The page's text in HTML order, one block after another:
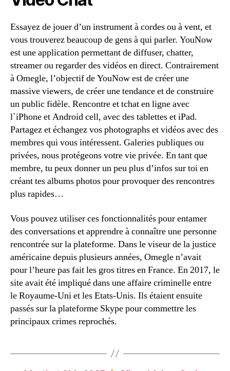
Essayez de jouer d’un instrument à cordes ou à vent, et
vous trouverez beaucoup de gens à qui parler. YouNow
est une application permettant de diffuser, chatter,
streamer ou regarder des vidéos en direct. Contrairement
à Omegle, l’objectif de YouNow est de créer une
massive viewers, de créer une tendance et de construire
un public fidèle. Rencontre et tchat en ligne avec
l`iPhone et Android cell, avec des tablettes et iPad.
Partagez et échangez vos photographs et vidéos avec des
membres qui vous intéressent. Galeries publiques ou
privées, nous protégeons votre vie privée. En tant que
membre, tu peux donner un peu plus d’infos sur toi en
créant tes albums photos pour provoquer des rencontres
plus rapides…
Vous pouvez utiliser ces fonctionnalités pour entamer
des conversations et apprendre à connaître une personne
rencontrée sur la plateforme. Dans le viseur de la justice
américaine depuis plusieurs années, Omegle n’avait
pour l’heure pas fait les gros titres en France. En 2017, le
site avait été impliqué dans une affaire criminelle entre
le Royaume-Uni et les Etats-Unis. Ils étaient ensuite
passés sur la plateforme Skype pour commettre les
principaux crimes reprochés.